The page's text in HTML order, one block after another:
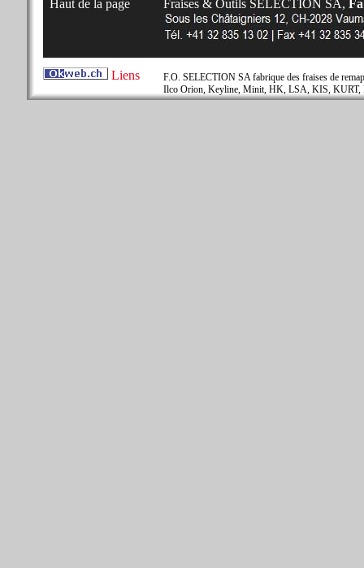
Haut de la page Fraises & Outils SELECTION SA,
Liens
F.O. SELECTION SA fabrique des fraises de
Ilco Orion, Keyline, Minit, HK, LSA, KIS, KURT,